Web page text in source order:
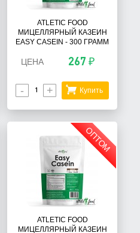
ATLETIC FOOD
МИЦЕЛЛЯРНЫЙ КАЗЕИН
EASY CASEIN - 300 ГРАММ
ЦЕНА 267 ₽
- + Купить
ОПТОМ
ATLETIC FOOD
МИЦЕЛЛЯРНЫЙ КАЗЕИН